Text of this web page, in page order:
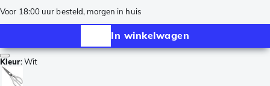
Voor 18:00 uur besteld, morgen in huis
In winkelwagen
Kleur:Wit